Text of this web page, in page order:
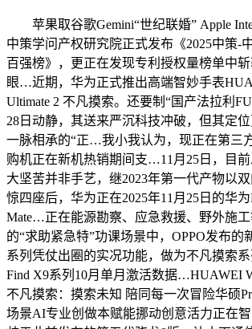
苹果取谷歌Gemini“世纪联婚” Apple
中策学问产权研究院正式发布《2025中策-
百强榜》，更正在发现专利授权量榜单中
眼…近期，华为正式推出高端智妙手表
Ultimate 2 不凡摸索。还要制“国产法拉利
28日动静，其送来严沉科技冲破，但其定
一脉相承的“正…我小我认为，现正在第三
购机正在新机热销期间支…11月25日，目
大坚苦并非手艺，继2023年第一代产物以
惊四座后，华为正在2025年11月25日的华为
Mate…正在能源勘察、应急救援、野外施
的“求助紧急特”功课场景中，OPPO发布的
系列凭仗出圈的实况功能，做为不凡摸索系
Find X9系列10月单月激活数据…HUAWEI
不凡摸索：摸索未知 陪同每一次冒险华硕
场景AI专业创做本赋能挪动创意活力正在